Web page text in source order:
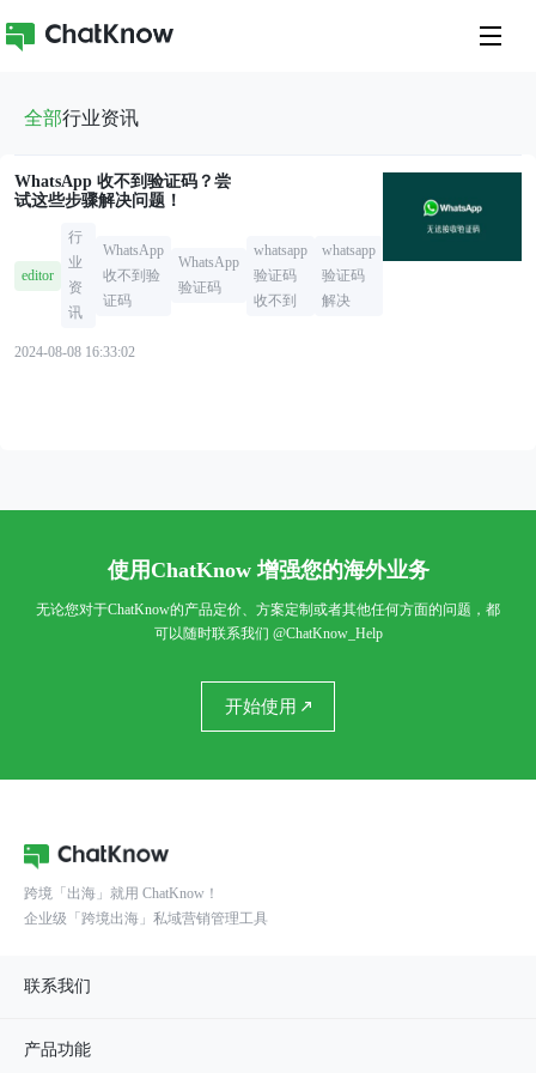
全部行业资讯
WhatsApp 收不到验证码？尝
试这些步骤解决问题！
editor
行
业
资
讯
WhatsApp
收不到验
证码
WhatsApp
验证码
whatsapp
验证码
收不到
whatsapp
验证码
解决
2024-08-08 16:33:02
使用ChatKnow 增强您的海外业务
无论您对于ChatKnow的产品定价、方案定制或者其他任何方面的问题，都
可以随时联系我们 @ChatKnow_Help
开始使用
跨境「出海」就用 ChatKnow！
企业级「跨境出海」私域营销管理工具
联系我们
产品功能